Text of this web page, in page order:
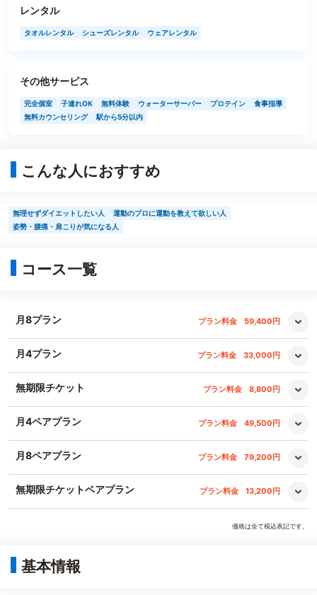
レンタル
タオルレンタル シューズレンタル ウェアレンタル
その他サービス
完全個室 子連れOK 無料体験 ウォーターサーバー プロテイン
食事指導
無料カウンセリング
駅から5分以内
こんな人におすすめ
無理せずダイエットしたい人
運動のプロに運動を教えて欲しい人
姿勢・腰痛・肩こりが気になる人
コース一覧
月8プラン プラン料金 59,400円
月4プラン プラン料金 33,000円
無期限チケット プラン料金 8,800円
月4ペアプラン プラン料金 49,500円
月8ペアプラン プラン料金 79,200円
無期限チケットペアプラン プラン料金 13,200円
価格は全て税込表記です。
基本情報